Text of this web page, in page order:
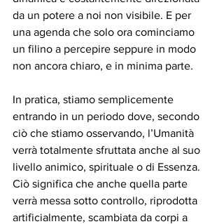
da un potere a noi non visibile. E per
una agenda che solo ora cominciamo
un filino a percepire seppure in modo
non ancora chiaro, e in minima parte.
In pratica, stiamo semplicemente
entrando in un periodo dove, secondo
ciò che stiamo osservando, l’Umanità
verrà totalmente sfruttata anche al suo
livello animico, spirituale o di Essenza.
Ciò significa che anche quella parte
verrà messa sotto controllo, riprodotta
artificialmente, scambiata da corpi a